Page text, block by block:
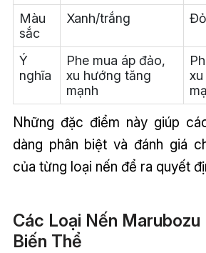
Màu
sắc
Xanh/trắng
Ý
nghĩa
Phe mua áp đảo,
xu hướng tăng
mạnh
Những đặc điểm này giúp
dàng phân biệt và đánh giá
của từng loại nến để ra quyết
Các Loại Nến Marubozu
Biến Thể